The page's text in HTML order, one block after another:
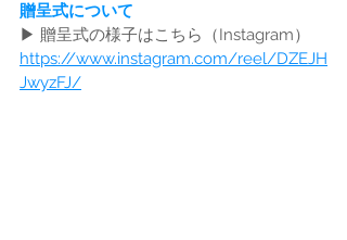
贈呈式について
▶ 贈呈式の様子はこちら（Instagram）
https://www.instagram.com/reel/DZEJH
JwyzFJ/